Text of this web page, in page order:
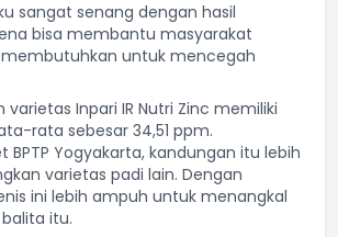
sangat senang dengan hasil
bisa membantu masyarakat
untuk mencegah
Inpari IR Nutri Zinc memiliki
rata sebesar 34,51 ppm.
BPTP Yogyakarta, kandungan itu lebih
varietas padi lain. Dengan
ini lebih ampuh untuk menangkal
itu.